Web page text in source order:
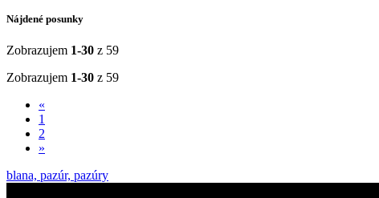
Nájdené posunky
Zobrazujem 1-30 z 59
Zobrazujem 1-30 z 59
«
1
2
»
blana, pazúr, pazúry